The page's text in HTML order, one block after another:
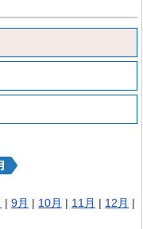
| 9月 | 10月 | 11月 | 12月 |